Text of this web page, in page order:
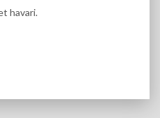
havari.